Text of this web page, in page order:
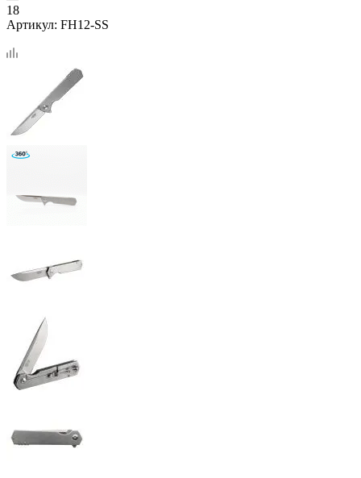
18
Артикул: FH12-SS